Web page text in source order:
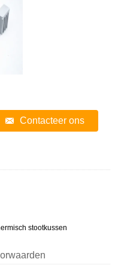
Contacteer ons
stootkussen